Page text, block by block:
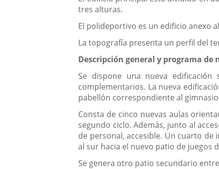
tres alturas.
El polideportivo es un edificio anexo
La topografía presenta un perfil del
Descripción general y programa de
Se dispone una nueva
complementarios. La nueva
pabellón correspondiente al
Consta de cinco nuevas aulas
segundo ciclo. Además, junto al
de personal, accesible. Un cuarto de
al sur hacia el nuevo patio de juegos
Se genera otro patio secundario